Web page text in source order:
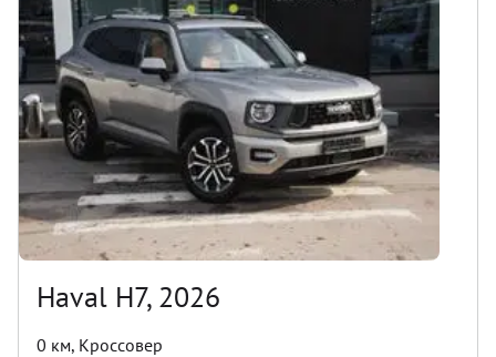
Haval H7, 2026
0 км, Кроссовер